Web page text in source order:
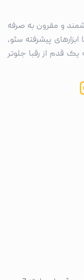
و مقرون به صرفه
پیشرفته سئو،
قدم از رقبا جلوتر